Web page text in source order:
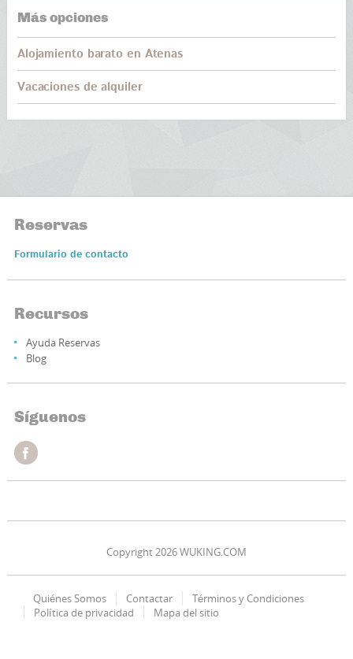
Más opciones
Alojamiento barato en Atenas
Vacaciones de alquiler
Reservas
Formulario de contacto
Recursos
Ayuda Reservas
Blog
Síguenos
Copyright 2026 WUKING.COM
Quiénes Somos Contactar
Términos y Condiciones
Política de privacidad
Mapa del sitio